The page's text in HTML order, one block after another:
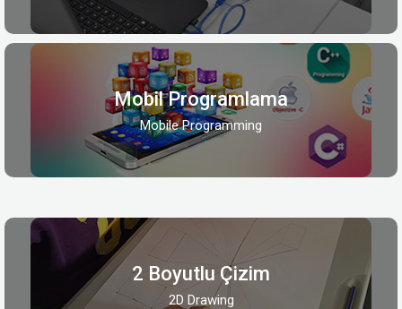
Mobil Programlama
Mobile Programming
2 Boyutlu Çizim
2D Drawing